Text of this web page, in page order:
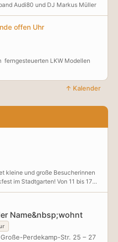
Audi80 und DJ Markus Müller
offen Uhr
ferngesteuerten LKW Modellen
↑ Kalender
kleine und große Besucherinnen
im Stadtgarten! Von 11 bis 17
Tierbegegnungen,
Ob kreativ an den
durch die Tier- und
Eulen, Greifvögel und die
Rettungshunde – hier gibt es
erzählte Märchen laden zum
Name&nbsp;wohnt
Perdekamp-Str. 25 – 27